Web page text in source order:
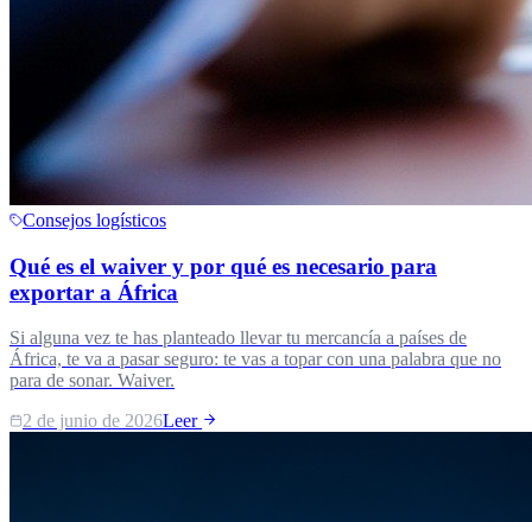
Consejos logísticos
Qué es el waiver y por qué es necesario para
exportar a África
Si alguna vez te has planteado llevar tu mercancía a países de
África, te va a pasar seguro: te vas a topar con una palabra que no
para de sonar. Waiver.
2 de junio de 2026Leer